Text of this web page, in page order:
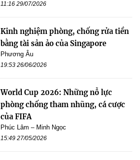
11:16 29/07/2026
Kinh nghiệm phòng, chống rửa tiền
bằng tài sản ảo của Singapore
Phương Âu
19:53 26/06/2026
World Cup 2026: Những nỗ lực
phòng chống tham nhũng, cá cược
của FIFA
Phúc Lâm – Minh Ngọc
15:49 27/05/2026